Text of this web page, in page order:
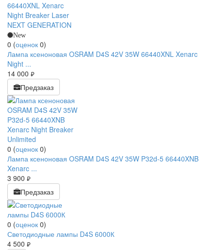
New
0 (оценок 0)
Лампа ксеноновая OSRAM D4S 42V 35W 66440XNL Xenarc
Night ...
14 000 руб.
Предзаказ
0 (оценок 0)
Лампа ксеноновая OSRAM D4S 42V 35W P32d-5 66440XNB
Xenarc ...
3 900 руб.
Предзаказ
0 (оценок 0)
Светодиодные лампы D4S 6000К
4 500 руб.